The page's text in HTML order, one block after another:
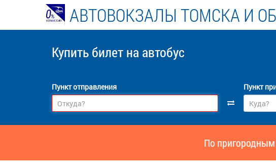
АВТОВОКЗАЛЫ ТОМСКА И
Купить билет на автобус
Пункт отправления Пункт
По пригородным